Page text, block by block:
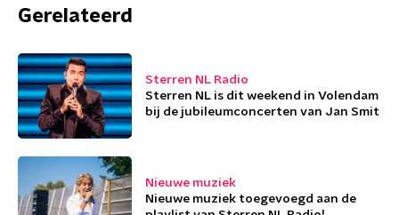
Gerelateerd
Sterren NL Radio
Sterren NL is dit weekend in Volendam
bij de jubileumconcerten van Jan Smit
Nieuwe muziek
Nieuwe muziek toegevoegd aan de